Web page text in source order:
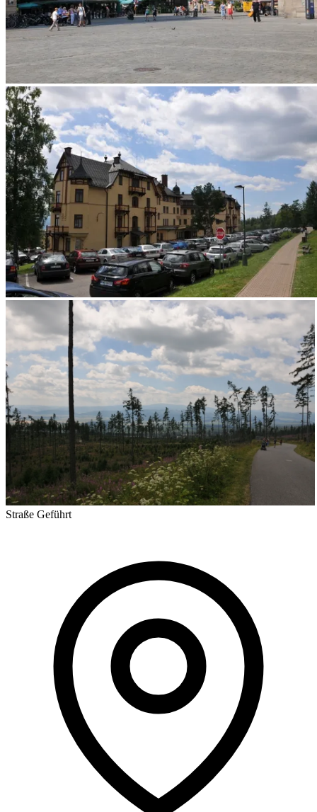
Straße Geführt